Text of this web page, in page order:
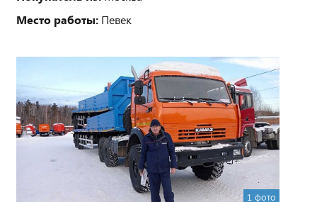
Место работы: Певек
1 фото